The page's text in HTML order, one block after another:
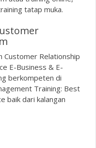
tatap muka.
Customer Relationship
E-Business & E-
berkompeten di
Training: Best
baik dari kalangan